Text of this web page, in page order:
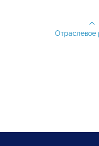
Отраслевое